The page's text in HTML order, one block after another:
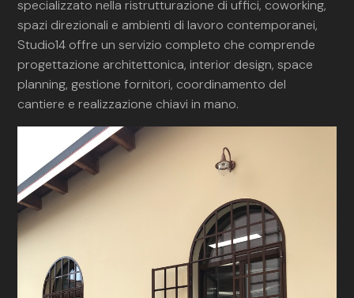
specializzato nella ristrutturazione di uffici, coworking,
spazi direzionali e ambienti di lavoro contemporanei,
Studio14 offre un servizio completo che comprende
progettazione architettonica, interior design, space
planning, gestione fornitori, coordinamento del
cantiere e realizzazione chiavi in mano.